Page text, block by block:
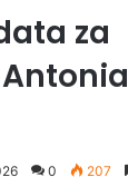
za
0 207